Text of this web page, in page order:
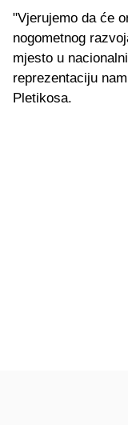
"Vjerujemo da će
nogometnog
mjesto u
reprezentaciju
Pletikosa.